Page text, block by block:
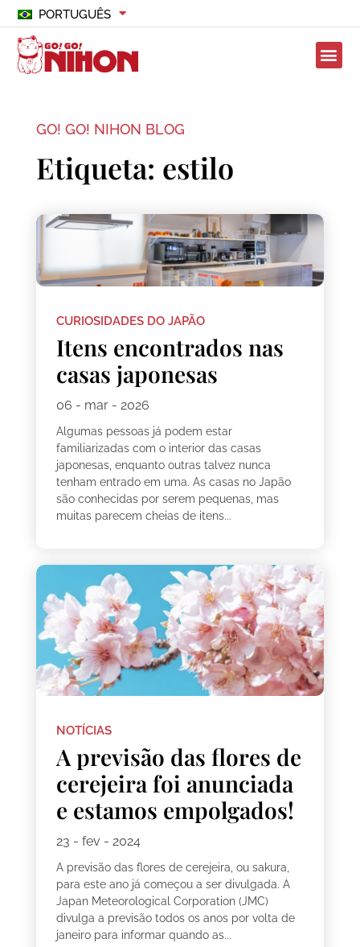
PORTUGUÊS
GO! GO! NIHON BLOG
Etiqueta: estilo
CURIOSIDADES DO JAPÃO
Itens encontrados nas
casas japonesas
06 - mar - 2026
Algumas pessoas já podem estar
familiarizadas com o interior das casas
japonesas, enquanto outras talvez nunca
tenham entrado em uma. As casas no Japão
são conhecidas por serem pequenas, mas
muitas parecem cheias de itens...
NOTÍCIAS
A previsão das flores de
cerejeira foi anunciada
e estamos empolgados!
23 - fev - 2024
A previsão das flores de cerejeira, ou sakura,
para este ano já começou a ser divulgada. A
Japan Meteorological Corporation (JMC)
divulga a previsão todos os anos por volta de
janeiro para informar quando as...